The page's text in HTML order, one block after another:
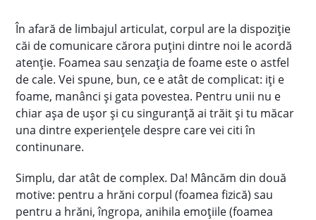
În afară de limbajul articulat, corpul are la dispoziție
căi de comunicare cărora puțini dintre noi le acordă
atenție. Foamea sau senzația de foame este o astfel
de cale. Vei spune, bun, ce e atât de complicat: iți e
foame, manânci și gata povestea. Pentru unii nu e
chiar așa de ușor și cu singuranță ai trăit și tu măcar
una dintre experiențele despre care vei citi în
continunare.
Simplu, dar atât de complex. Da! Mâncăm din două
motive: pentru a hrăni corpul (foamea fizică) sau
pentru a hrăni, îngropa, anihila emoțiile (foamea